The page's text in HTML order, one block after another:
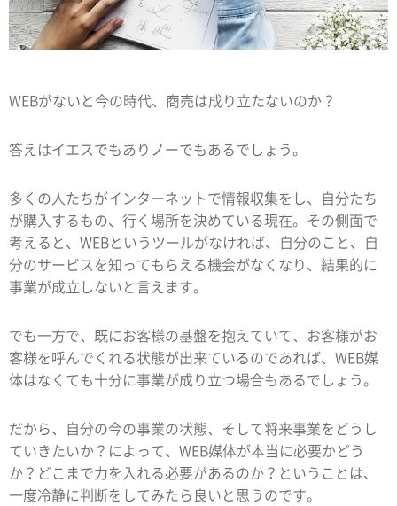
WEBがないと今の時代、商売は成り立たないのか？
答えはイエスでもありノーでもあるでしょう。
多くの人たちがインターネットで情報収集をし、自分たち
が購入するもの、行く場所を決めている現在。その側面で
考えると、WEBというツールがなければ、自分のこと、自
分のサービスを知ってもらえる機会がなくなり、結果的に
事業が成立しないと言えます。
でも一方で、既にお客様の基盤を抱えていて、お客様がお
客様を呼んでくれる状態が出来ているのであれば、WEB媒
体はなくても十分に事業が成り立つ場合もあるでしょう。
だから、自分の今の事業の状態、そして将来事業をどうし
ていきたいか？によって、WEB媒体が本当に必要かどう
か？どこまで力を入れる必要があるのか？ということは、
一度冷静に判断をしてみたら良いと思うのです。